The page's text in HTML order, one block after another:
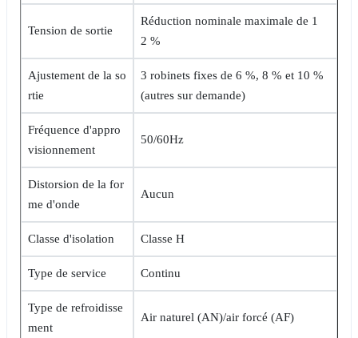
Tension de sortie
Réduction nominale maximale de 1
2 %
Ajustement de la so
rtie
3 robinets fixes de 6 %, 8 % et 10 %
(autres sur demande)
Fréquence d'appro
visionnement
50/60Hz
Distorsion de la for
me d'onde
Aucun
Classe d'isolation Classe H
Type de service Continu
Type de refroidisse
ment
Air naturel (AN)/air forcé (AF)